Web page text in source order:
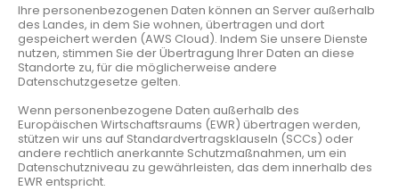
Ihre personenbezogenen Daten können an Server außerhalb
des Landes, in dem Sie wohnen, übertragen und dort
gespeichert werden (AWS Cloud). Indem Sie unsere Dienste
nutzen, stimmen Sie der Übertragung Ihrer Daten an diese
Standorte zu, für die möglicherweise andere
Datenschutzgesetze gelten.
Wenn personenbezogene Daten außerhalb des
Europäischen Wirtschaftsraums (EWR) übertragen werden,
stützen wir uns auf Standardvertragsklauseln (SCCs) oder
andere rechtlich anerkannte Schutzmaßnahmen, um ein
Datenschutzniveau zu gewährleisten, das dem innerhalb des
EWR entspricht.